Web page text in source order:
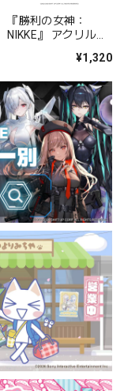
『勝利の女神：
NIKKE』 アクリルス
シャープレッスン
¥1,320